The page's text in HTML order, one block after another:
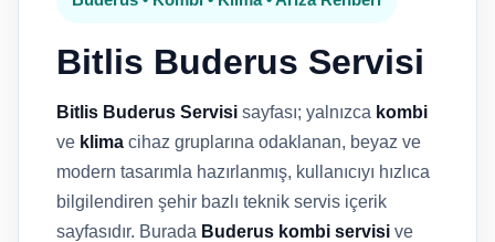
Bitlis Buderus Servisi
Bitlis Buderus Servisi sayfası; yalnızca kombi
ve klima cihaz gruplarına odaklanan, beyaz ve
modern tasarımla hazırlanmış, kullanıcıyı hızlıca
bilgilendiren şehir bazlı teknik servis içerik
sayfasıdır. Burada Buderus kombi servisi ve